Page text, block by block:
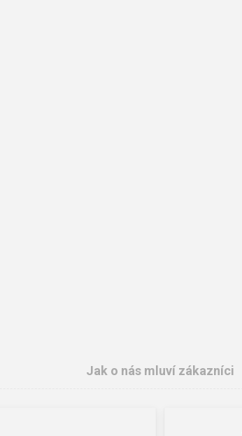
Jak o nás mluví zákazníci